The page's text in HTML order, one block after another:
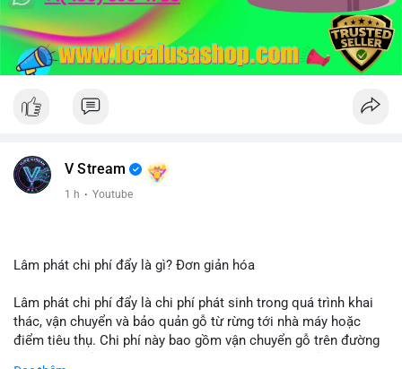
V Stream
1 h · Youtube
Lâm phát chi phí đẩy là gì? Đơn giản hóa
Lâm phát chi phí đẩy là chi phí phát sinh trong quá trình khai
thác, vận chuyển và bảo quản gỗ từ rừng tới nhà máy hoặc
điểm tiêu thụ. Chi phí này bao gồm vận chuyển gỗ trên đường